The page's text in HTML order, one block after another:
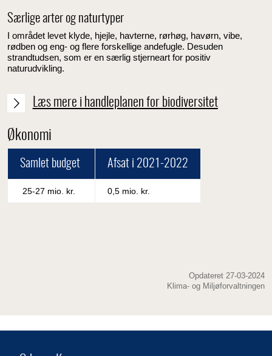
Særlige arter og naturtyper
I området levet klyde, hjejle, havterne, rørhøg, havørn, vibe,
rødben og eng- og flere forskellige andefugle. Desuden
strandtudsen, som er en særlig stjerneart for positiv
naturudvikling.
Læs mere i handleplanen for biodiversitet
Økonomi
Samlet budget Afsat i 2021-2022
25-27 mio. kr. 0,5 mio. kr.
Opdateret 27-03-2024
Klima- og Miljøforvaltningen